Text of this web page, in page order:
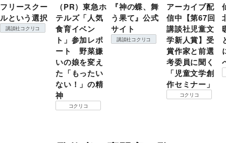
フリースクー
ルという選択
講談社コクリコ
（PR）東急ホ
テルズ「人気
食育イベン
ト」参加レポ
ート 野菜嫌
いの娘を変え
た「もったい
ない！」の精
神
コクリコ
『神の蝶、舞
う果て』公式
サイト
講談社コクリコ
アーカイブ配
信中【第67回
講談社児童文
学新人賞】受
賞作家と前選
考委員に聞く
「児童文学創
作セミナー」
コクリコ